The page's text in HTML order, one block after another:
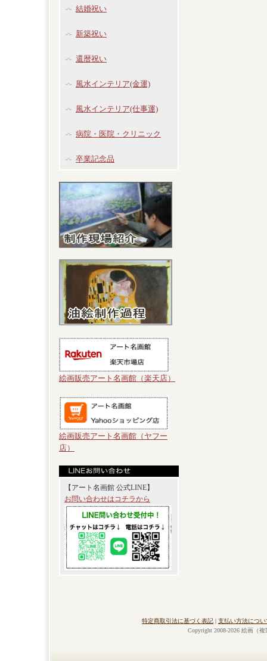
結婚祝い
新築祝い
還暦祝い
風水インテリア(金運)
風水インテリア(仕事運)
病院・医院・クリニック
卒業記念品
絵画販売アート名画館（楽天店）
絵画販売アート名画館（ヤフー
店）
【アート名画館 公式LINE】
お問い合わせはコチラから
特定商取引法に基づく表記 | 支払い方法につい
Copyright 2008-2026 絵画（